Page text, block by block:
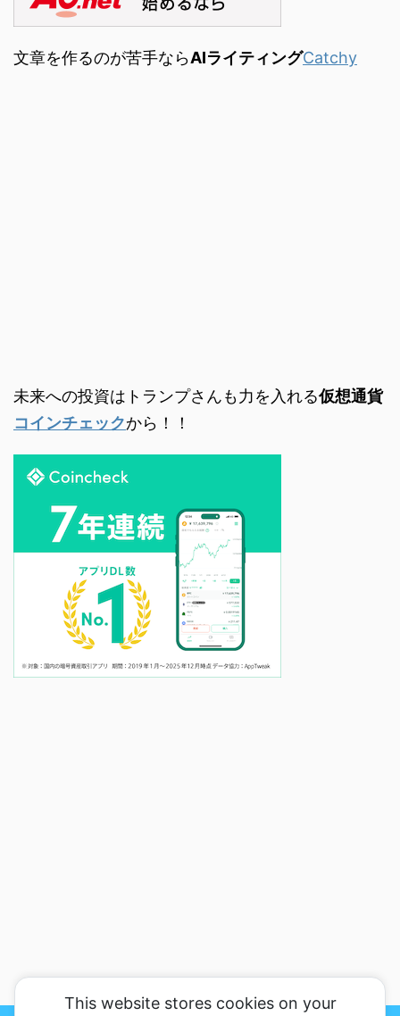
文章を作るのが苦手ならAIライティングCatchy
未来への投資はトランプさんも力を入れる仮想通貨
コインチェックから！！
This website stores cookies on your